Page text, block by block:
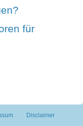
für
Disclaimer